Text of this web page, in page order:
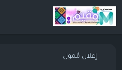
إعلان مُمول